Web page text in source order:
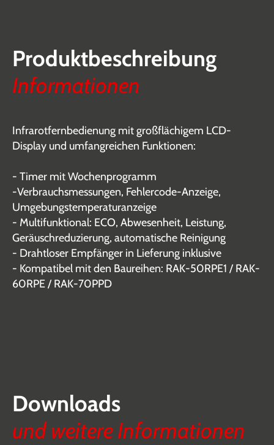
Produktbeschreibung
Informationen
Infrarotfernbedienung mit großflächigem LCD-
Display und umfangreichen Funktionen:
- Timer mit Wochenprogramm
-Verbrauchsmessungen, Fehlercode-Anzeige,
Umgebungstemperaturanzeige
- Multifunktional: ECO, Abwesenheit, Leistung,
Geräuschreduzierung, automatische Reinigung
- Drahtloser Empfänger in Lieferung inklusive
- Kompatibel mit den Baureihen: RAK-50RPE1 / RAK-
60RPE / RAK-70PPD
Downloads
und weitere Informationen